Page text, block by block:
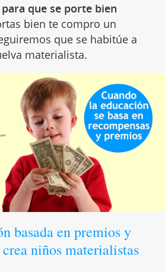
que se porte bien
bien te compro un
que se habitúe a
materialista.
basada en premios y
niños materialistas